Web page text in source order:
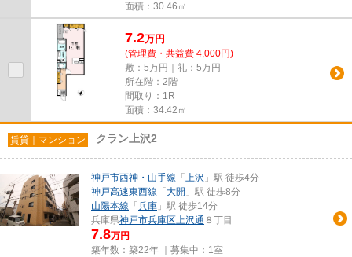
面積：30.46㎡
7.2万円
(管理費・共益費 4,000円)
敷：5万円｜礼：5万円
所在階：2階
間取り：1R
面積：34.42㎡
賃貸｜マンション クラン上沢2
神戸市西神・山手線 「 上沢 」駅 徒歩4分
神戸高速東西線 「 大開 」駅 徒歩8分
山陽本線 「 兵庫 」駅 徒歩14分
兵庫県神戸市兵庫区上沢通 ８丁目
7.8万円
築年数：築22年 ｜募集中： 1室